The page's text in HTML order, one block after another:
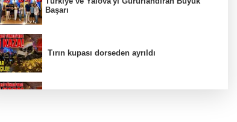
Başarı
Tırın kupası dorseden ayrıldı